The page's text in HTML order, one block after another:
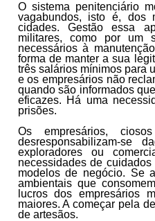
O sistema penitenciário
vagabundos, isto é, dos
cidades. Gestão essa
militares, como por um
necessários à
forma de manter a sua
três salários mínimos para
e os empresários não
quando são informados
eficazes. Há uma
prisões.
Os empresários,
desresponsabilizam-
exploradores ou
necessidades de
modelos de negócio. Se
ambientais que
lucros dos empresários
maiores. A começar pela
de artesãos.